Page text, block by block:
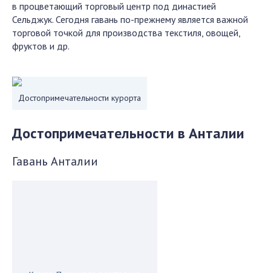
в процветающий торговый центр под династией
Сельджук. Сегодня гавань по-прежнему является важной
торговой точкой для производства текстиля, овощей,
фруктов и др.
Достопримечательности курорта
Достопримечательности в Анталии
Гавань Анталии